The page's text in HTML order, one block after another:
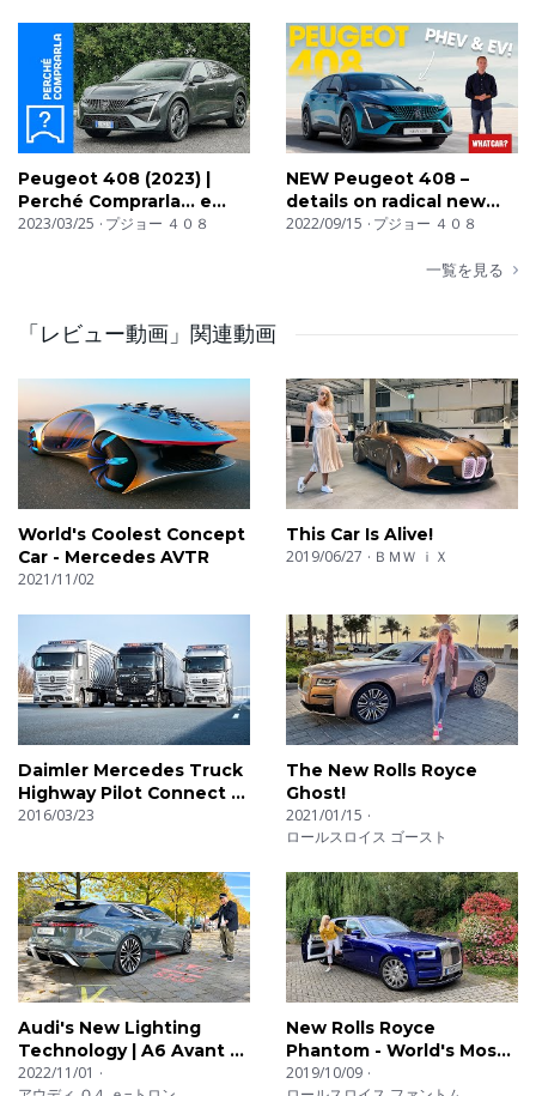
Peugeot 408 (2023) |
Perché Comprarla... e
perché no
2023/03/25 プジョー ４０８
NEW Peugeot 408 –
details on radical new
SUV | What Car?
2022/09/15 プジョー ４０８
一覧を見る
「レビュー動画」関連動画
World's Coolest Concept
Car - Mercedes AVTR
2021/11/02
This Car Is Alive!
2019/06/27 ＢＭＷ ｉＸ
Daimler Mercedes Truck
Highway Pilot Connect -
Test Drive
2016/03/23
The New Rolls Royce
Ghost!
2021/01/15
ロールスロイス ゴースト
Audi's New Lighting
Technology | A6 Avant e-
Tron
2022/11/01
New Rolls Royce
Phantom - World's Most
Luxurious Car!
2019/10/09